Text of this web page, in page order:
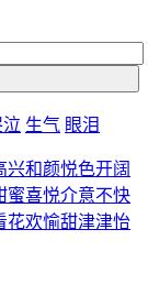
生气 眼泪
兴和颜悦色开阔
蜜喜悦介意不快
花欢愉甜津津怡